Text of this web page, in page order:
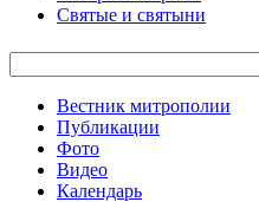
Святые и святыни
Вестник митрополии
Публикации
Фото
Видео
Календарь